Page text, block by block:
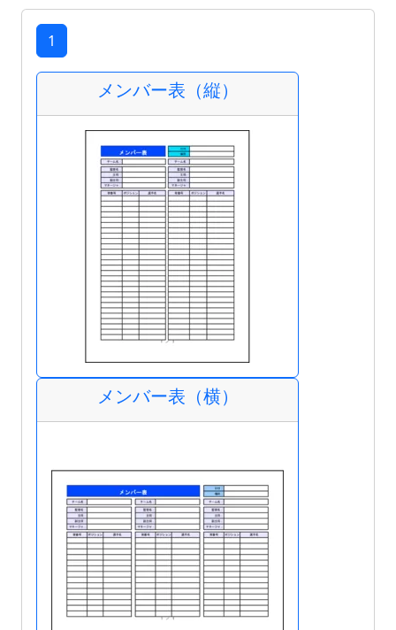
1
メンバー表（縦）
メンバー表（横）